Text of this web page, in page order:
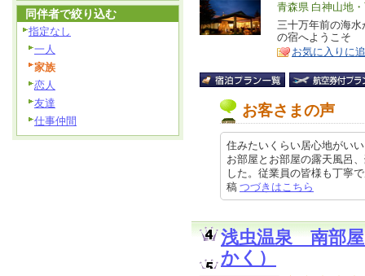
エ
リ
ア
青森県 白神山地
特
徴
三十万年前の海
の宿へようこそ
お気に入りに
お客さまの声
住みたいくらい居心地がい
お部屋とお部屋の露天風呂
した。従業員の皆様も丁寧
稿 つづきはこちら
浅虫温泉 南部屋
かく）
同伴者で絞り込む
指定なし
一人
家族
恋人
友達
仕事仲間